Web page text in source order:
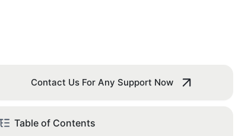
Contact Us For Any Support Now
Table of Contents